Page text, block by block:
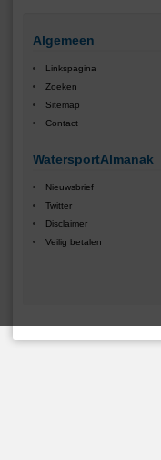
Algemeen
Linkspagina
Zoeken
Sitemap
Contact
WatersportAlmanak
Nieuwsbrief
Twitter
Disclaimer
Veilig betalen